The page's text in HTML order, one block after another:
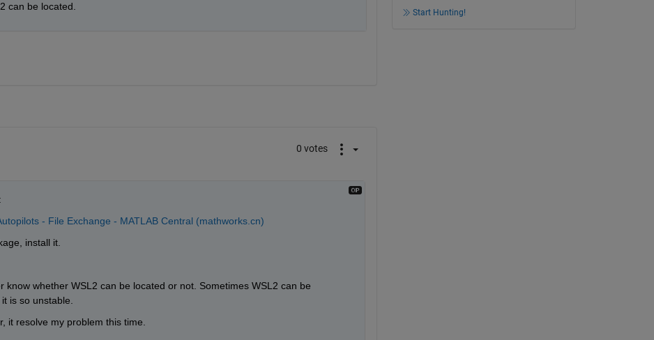
can be located.
0 votes
- File Exchange - MATLAB Central (mathworks.cn)
install it.
know whether WSL2 can be located or not. Sometimes WSL2 can be
is so unstable.
it resolve my problem this time.
Start Hunting!